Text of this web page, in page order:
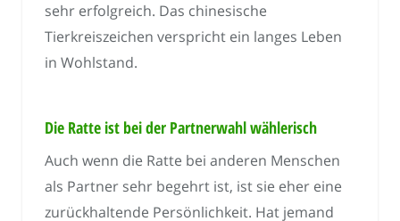
sehr erfolgreich. Das chinesische
Tierkreiszeichen verspricht ein langes Leben
in Wohlstand.
Die Ratte ist bei der Partnerwahl wählerisch
Auch wenn die Ratte bei anderen Menschen
als Partner sehr begehrt ist, ist sie eher eine
zurückhaltende Persönlichkeit. Hat jemand